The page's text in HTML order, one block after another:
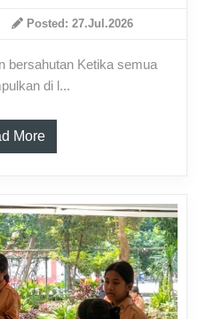
Posted: 27.Jul.2026
bersahutan Ketika semua
di l...
More